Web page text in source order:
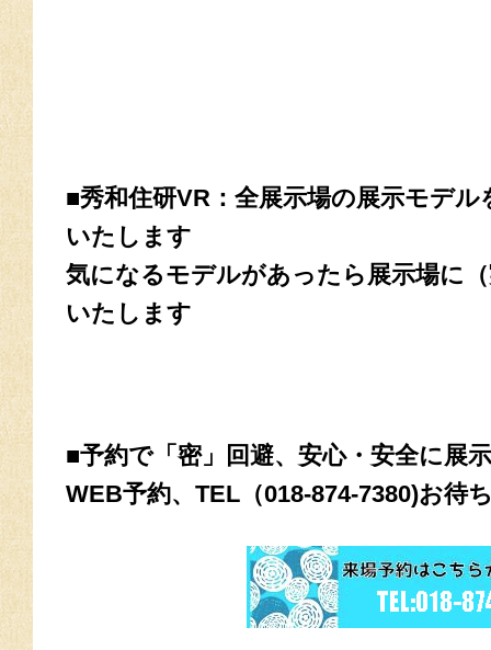
■秀和住研VR：全展示場の展示モデ
いたします
気になるモデルがあったら展示場に
いたします
■予約で「密」回避、安心・安全に展
WEB予約、TEL（018-874-7380)お待